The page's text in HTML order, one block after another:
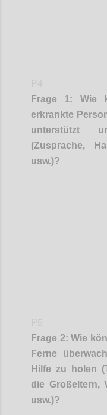
Frage 1: Wie
erkrankte
unterstützt
(Zusprache,
usw.)?
Frage 2:Wie
Ferne
Hilfe zu holen
die Großeltern,
usw.)?